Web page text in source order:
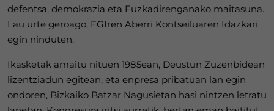
defentsa, demokrazia eta Euzkadirenganako maitasuna.
Lau urte geroago, EGIren Aberri Kontseiluaren Idazkari
egin ninduten.
Ikasketak amaitu nituen 1985ean, Deustun Zuzenbidean
lizentziadun egitean, eta enpresa pribatuan lan egin
ondoren, Bizkaiko Batzar Nagusietan hasi nintzen letratu